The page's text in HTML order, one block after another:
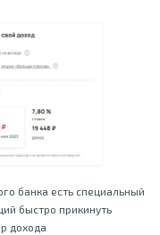
банка есть специальный
быстро прикинуть
дохода